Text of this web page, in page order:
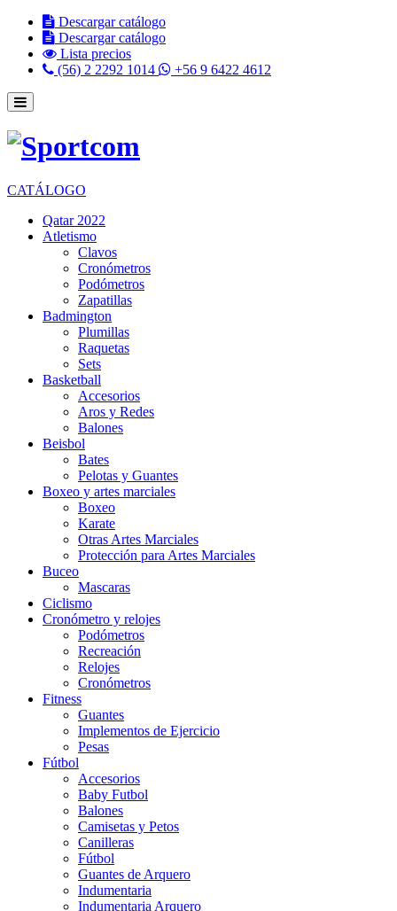
Descargar catálogo
Descargar catálogo
Lista precios
(56) 2 2292 1014
+56 9 6422 4612
CATÁLOGO
Qatar 2022
Atletismo
Clavos
Cronómetros
Podómetros
Zapatillas
Badmington
Plumillas
Raquetas
Sets
Basketball
Accesorios
Aros y Redes
Balones
Beisbol
Bates
Pelotas y Guantes
Boxeo y artes marciales
Boxeo
Karate
Otras Artes Marciales
Protección para Artes Marciales
Buceo
Mascaras
Ciclismo
Cronómetro y relojes
Podómetros
Recreación
Relojes
Cronómetros
Fitness
Guantes
Implementos de Ejercicio
Pesas
Fútbol
Accesorios
Baby Futbol
Balones
Camisetas y Petos
Canilleras
Fútbol
Guantes de Arquero
Indumentaria
Indumentaria Arquero